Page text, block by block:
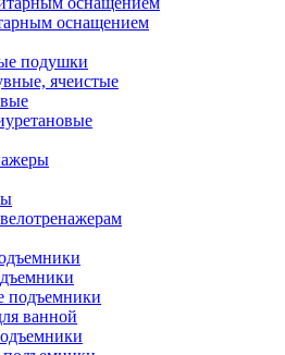
оснащением
подушки
ячеистые
подъемники
ванной